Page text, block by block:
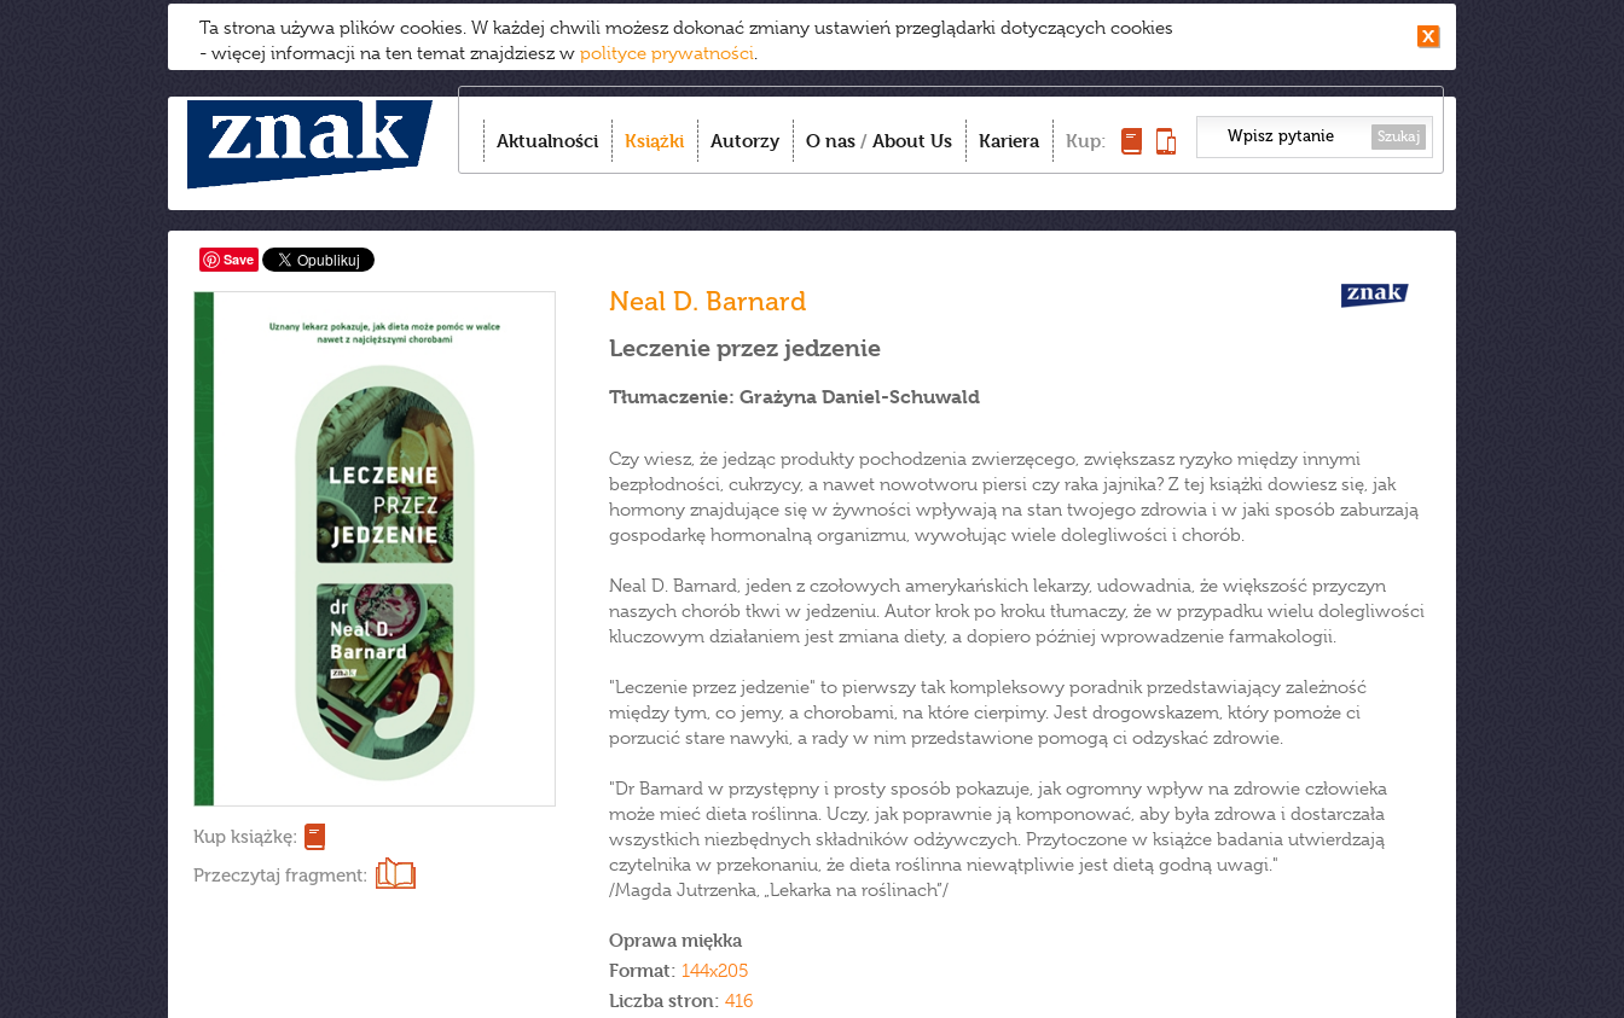
Ta strona używa plików cookies. W każdej chwili możesz dokonać zmiany ustawień przeglądarki dotyczących cookies
- więcej informacji na ten temat znajdziesz w polityce prywatności.
Aktualności Książki Autorzy O nas / About Us Kariera Kup: Szukaj
Save
Kup książkę:
Przeczytaj fragment:
Neal D. Barnard
Leczenie przez jedzenie
Tłumaczenie: Grażyna Daniel-Schuwald
Czy wiesz, że jedząc produkty pochodzenia zwierzęcego, zwiększasz ryzyko między innymi
bezpłodności, cukrzycy, a nawet nowotworu piersi czy raka jajnika? Z tej książki dowiesz się, jak
hormony znajdujące się w żywności wpływają na stan twojego zdrowia i w jaki sposób zaburzają
gospodarkę hormonalną organizmu, wywołując wiele dolegliwości i chorób.
Neal D. Barnard, jeden z czołowych amerykańskich lekarzy, udowadnia, że większość przyczyn
naszych chorób tkwi w jedzeniu. Autor krok po kroku tłumaczy, że w przypadku wielu dolegliwości
kluczowym działaniem jest zmiana diety, a dopiero później wprowadzenie farmakologii.
"Leczenie przez jedzenie" to pierwszy tak kompleksowy poradnik przedstawiający zależność
między tym, co jemy, a chorobami, na które cierpimy. Jest drogowskazem, który pomoże ci
porzucić stare nawyki, a rady w nim przedstawione pomogą ci odzyskać zdrowie.
"Dr Barnard w przystępny i prosty sposób pokazuje, jak ogromny wpływ na zdrowie człowieka
może mieć dieta roślinna. Uczy, jak poprawnie ją komponować, aby była zdrowa i dostarczała
wszystkich niezbędnych składników odżywczych. Przytoczone w książce badania utwierdzają
czytelnika w przekonaniu, że dieta roślinna niewątpliwie jest dietą godną uwagi."
/Magda Jutrzenka, „Lekarka na roślinach”/
Oprawa miękka
Format: 144x205
Liczba stron: 416